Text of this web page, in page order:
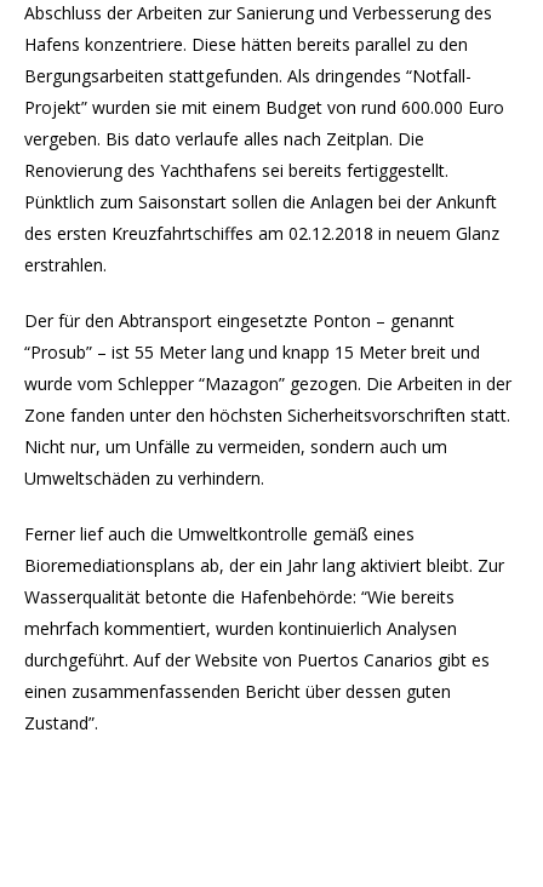
Abschluss der Arbeiten zur Sanierung und Verbesserung des
Hafens konzentriere. Diese hätten bereits parallel zu den
Bergungsarbeiten stattgefunden. Als dringendes “Notfall-
Projekt” wurden sie mit einem Budget von rund 600.000 Euro
vergeben. Bis dato verlaufe alles nach Zeitplan. Die
Renovierung des Yachthafens sei bereits fertiggestellt.
Pünktlich zum Saisonstart sollen die Anlagen bei der Ankunft
des ersten Kreuzfahrtschiffes am 02.12.2018 in neuem Glanz
erstrahlen.
Der für den Abtransport eingesetzte Ponton – genannt
“Prosub” – ist 55 Meter lang und knapp 15 Meter breit und
wurde vom Schlepper “Mazagon” gezogen. Die Arbeiten in der
Zone fanden unter den höchsten Sicherheitsvorschriften statt.
Nicht nur, um Unfälle zu vermeiden, sondern auch um
Umweltschäden zu verhindern.
Ferner lief auch die Umweltkontrolle gemäß eines
Bioremediationsplans ab, der ein Jahr lang aktiviert bleibt. Zur
Wasserqualität betonte die Hafenbehörde: “Wie bereits
mehrfach kommentiert, wurden kontinuierlich Analysen
durchgeführt. Auf der Website von Puertos Canarios gibt es
einen zusammenfassenden Bericht über dessen guten
Zustand”.